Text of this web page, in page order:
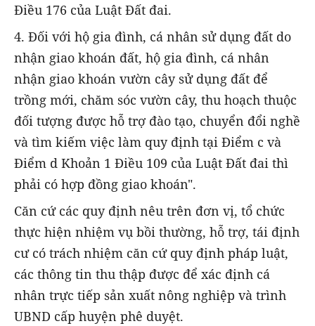
Điều 176 của Luật Đất đai.
4. Đối với hộ gia đình, cá nhân sử dụng đất do
nhận giao khoán đất, hộ gia đình, cá nhân
nhận giao khoán vườn cây sử dụng đất để
trồng mới, chăm sóc vườn cây, thu hoạch thuộc
đối tượng được hỗ trợ đào tạo, chuyển đổi nghề
và tìm kiếm việc làm quy định tại Điểm c và
Điểm d Khoản 1 Điều 109 của Luật Đất đai thì
phải có hợp đồng giao khoán".
Căn cứ các quy định nêu trên đơn vị, tổ chức
thực hiện nhiệm vụ bồi thường, hỗ trợ, tái định
cư có trách nhiệm căn cứ quy định pháp luật,
các thông tin thu thập được để xác định cá
nhân trực tiếp sản xuất nông nghiệp và trình
UBND cấp huyện phê duyệt.